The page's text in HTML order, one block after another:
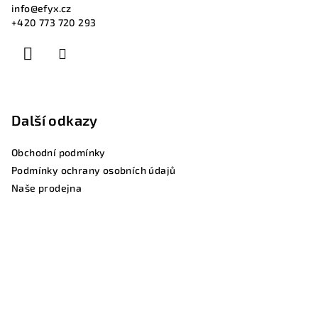
info@efyx.cz
+420 773 720 293
Další odkazy
Obchodní podmínky
Podmínky ochrany osobních údajů
Naše prodejna